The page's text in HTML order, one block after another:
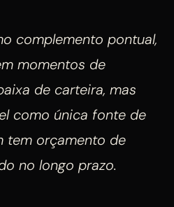
complemento pontual,
momentos de
de carteira, mas
como única fonte de
tem orçamento de
no longo prazo.